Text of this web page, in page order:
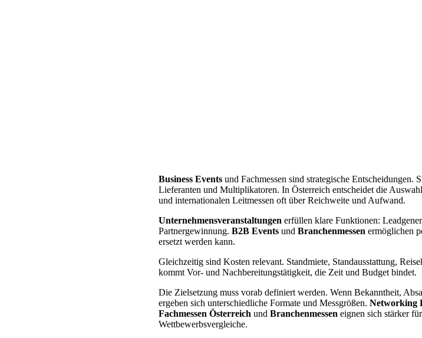
Business Events und Fachmessen sind strategische
Lieferanten und Multiplikatoren. In Österreich entscheidet die
und internationalen Leitmessen oft über Reichweite und Aufwand.
Unternehmensveranstaltungen erfüllen klare Funktionen:
Partnergewinnung. B2B Events und Branchenmessen ermöglichen
ersetzt werden kann.
Gleichzeitig sind Kosten relevant. Standmiete, Standausstattung,
kommt Vor- und Nachbereitungstätigkeit, die Zeit und Budget bindet.
Die Zielsetzung muss vorab definiert werden. Wenn Bekanntheit,
ergeben sich unterschiedliche Formate und Messgrößen. Networking
Fachmessen Österreich und Branchenmessen eignen sich stärker
Wettbewerbsvergleiche.